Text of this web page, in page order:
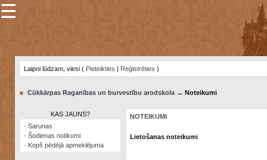
×
Šodienas
notikumi
☰
Laipni lūdzam, viesi ( Pieteikties | Reģistrēties )
● Cūkkārpas Raganības un burvestību arodskola→ Noteikumi
KAS JAUNS?
· Sarunas
· Šodienas notikumi
· Kopš pēdējā apmeklējuma
NOTEIKUMI
Lietošanas noteikumi